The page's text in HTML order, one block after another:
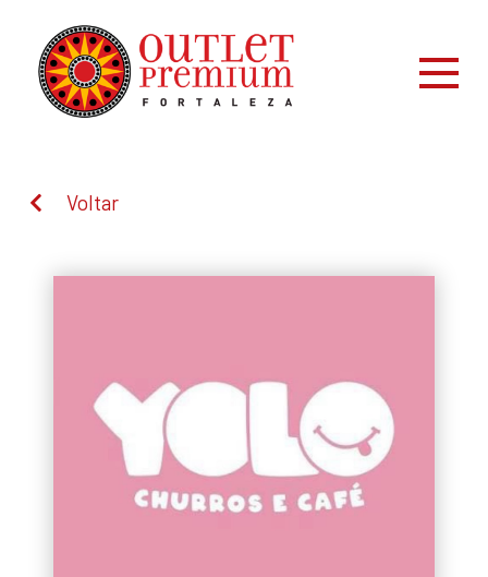
Voltar